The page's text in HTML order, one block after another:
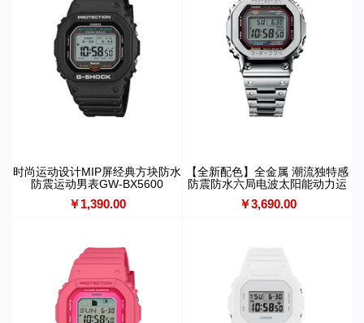
时尚运动设计MIP屏经典方块防水
防震运动男表GW-BX5600
￥1,390.00
【全新配色】全金属 潮流独特感
防震防水六局电波太阳能动力运
￥3,690.00